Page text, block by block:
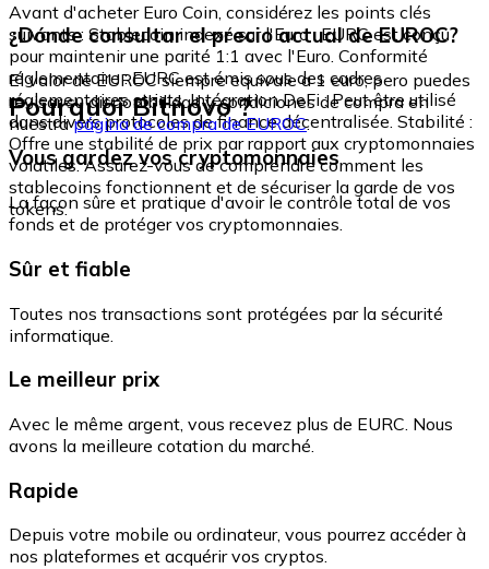
Avant d'acheter Euro Coin, considérez les points clés
suivants : Stablecoin indexé sur l'Euro : EURC est conçu
pour maintenir une parité 1:1 avec l'Euro. Conformité
réglementaire : EURC est émis sous des cadres
réglementaires stricts. Intégration DeFi : Peut être utilisé
dans divers protocoles de finance décentralisée. Stabilité :
Offre une stabilité de prix par rapport aux cryptomonnaies
volatiles. Assurez-vous de comprendre comment les
stablecoins fonctionnent et de sécuriser la garde de vos
tokens.
¿Dónde consultar el precio actual de EUROC?
El valor de EUROC siempre equivale a 1 euro, pero puedes
revisar su disponibilidad y condiciones de compra en
nuestrapágina de compra de EUROC.
Pourquoi Bitnovo ?
Vous gardez vos cryptomonnaies
La façon sûre et pratique d'avoir le contrôle total de vos
fonds et de protéger vos cryptomonnaies.
Sûr et fiable
Toutes nos transactions sont protégées par la sécurité
informatique.
Le meilleur prix
Avec le même argent, vous recevez plus de EURC. Nous
avons la meilleure cotation du marché.
Rapide
Depuis votre mobile ou ordinateur, vous pourrez accéder à
nos plateformes et acquérir vos cryptos.